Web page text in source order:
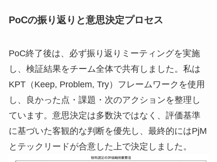
PoCの振り返りと意思決定プロセス
PoC終了後は、必ず振り返りミーティングを実施
し、検証結果をチーム全体で共有しました。私は
KPT（Keep, Problem, Try）フレームワークを使用
し、良かった点・課題・次のアクションを整理し
ています。意思決定は多数決ではなく、評価基準
に基づいた客観的な判断を優先し、最終的にはPjM
とテックリードが合意した上で決定しました。